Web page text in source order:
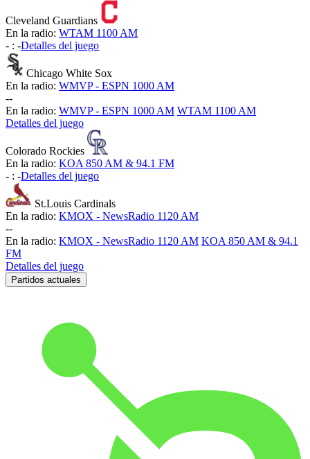
Cleveland Guardians
En la radio: WTAM 1100 AM
- : -Detalles del juego
Chicago White Sox
En la radio: WMVP - ESPN 1000 AM
--
En la radio: WMVP - ESPN 1000 AM WTAM 1100 AM
Detalles del juego
Colorado Rockies
En la radio: KOA 850 AM & 94.1 FM
- : -Detalles del juego
St.Louis Cardinals
En la radio: KMOX - NewsRadio 1120 AM
--
En la radio: KMOX - NewsRadio 1120 AM KOA 850 AM & 94.1
FM
Detalles del juego
Partidos actuales